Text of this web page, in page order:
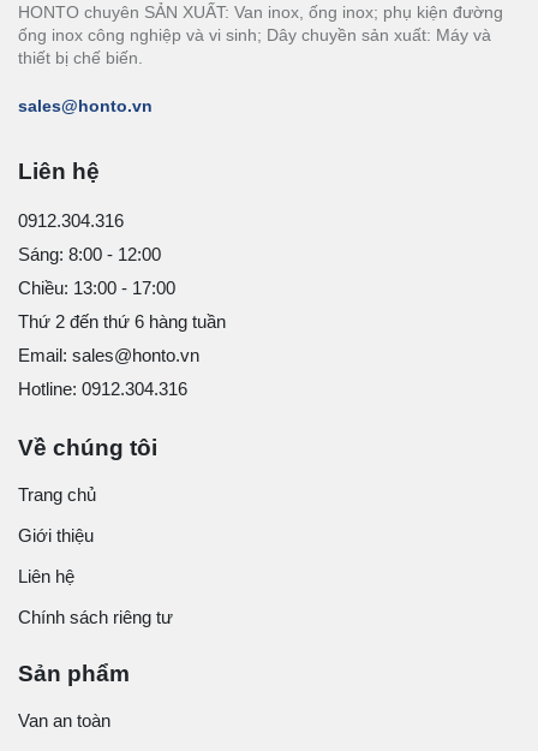
HONTO chuyên SẢN XUẤT: Van inox, ống inox; phụ kiện đường
ống inox công nghiệp và vi sinh; Dây chuyền sản xuất: Máy và
thiết bị chế biến.
sales@honto.vn
Liên hệ
0912.304.316
Sáng: 8:00 - 12:00
Chiều: 13:00 - 17:00
Thứ 2 đến thứ 6 hàng tuần
Email: sales@honto.vn
Hotline: 0912.304.316
Về chúng tôi
Trang chủ
Giới thiệu
Liên hệ
Chính sách riêng tư
Sản phẩm
Van an toàn